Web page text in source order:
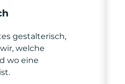
gestalterisch,
welche
wo eine